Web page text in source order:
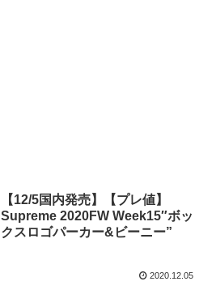
【12/5国内発売】【プレ値】
Supreme 2020FW Week15″ボッ
クスロゴパーカー&ビーニー”
2020.12.05